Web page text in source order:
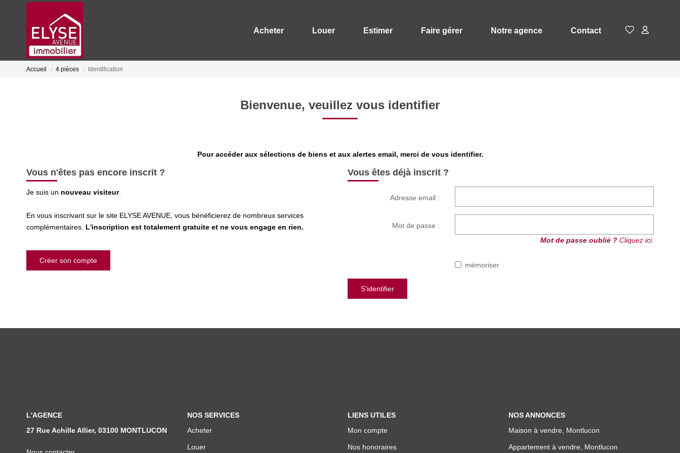
Acheter Louer Estimer Faire gérer Notre agence Contact
Accueil 4 pièces Identification
Bienvenue, veuillez vous identifier
Pour accéder aux sélections de biens et aux alertes email, merci de vous identifier.
Vous n'êtes pas encore inscrit ?
Je suis un nouveau visiteur.
En vous inscrivant sur le site ELYSE AVENUE, vous bénéficierez de nombreux services
complémentaires. L'inscription est totalement gratuite et ne vous engage en rien.
Créer son compte
Vous êtes déjà inscrit ?
Adresse email :
Mot de passe :
Mot de passe oublié ?Cliquez ici.
mémoriser
S'identifier
L'AGENCE
27 Rue Achille Allier, 03100 MONTLUCON
NOS SERVICES
Acheter
Louer
LIENS UTILES
Mon compte
Nos honoraires
NOS ANNONCES
Maison à vendre, Montlucon
Appartement à vendre, Montlucon